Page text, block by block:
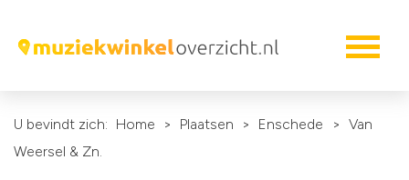
U bevindt zich: Home > Plaatsen > Enschede > Van
Weersel & Zn.